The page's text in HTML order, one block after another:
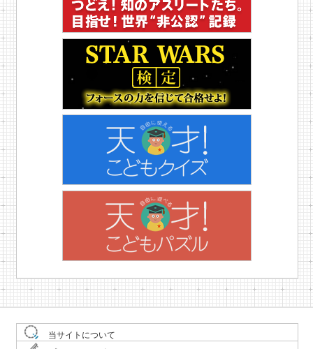
当サイトについて